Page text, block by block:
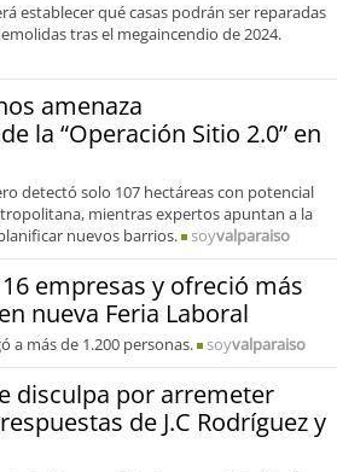
establecer qué casas podrán ser reparadas
tras el megaincendio de 2024.
amenaza
la “Operación Sitio 2.0” en
detectó solo 107 hectáreas con potencial
mientras expertos apuntan a la
nuevos barrios.
soyvalparaiso
empresas y ofreció más
nueva Feria Laboral
a más de 1.200 personas. soyvalparaiso
disculpa por arremeter
de J.C Rodríguez y